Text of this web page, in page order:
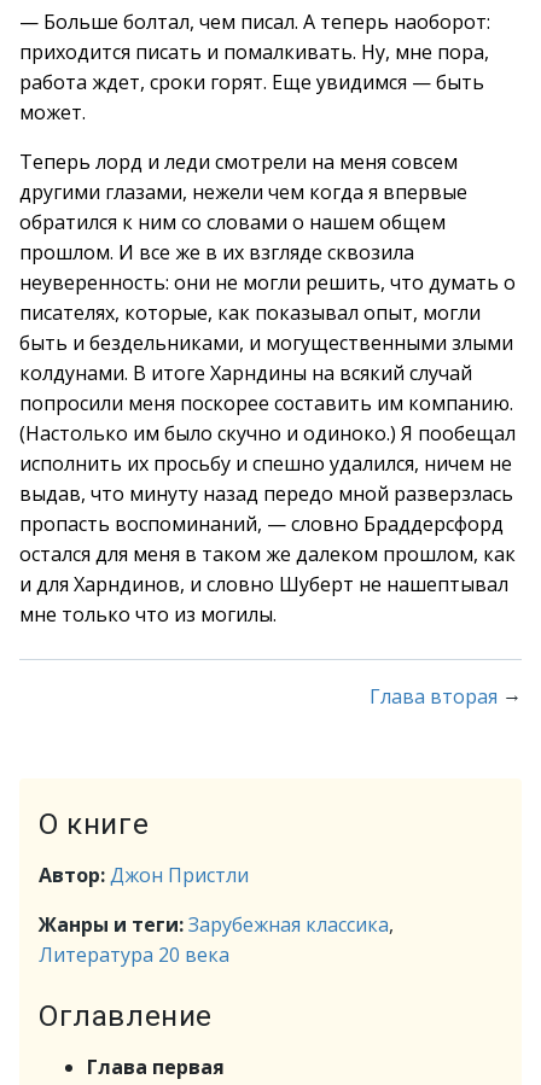
— Больше болтал, чем писал. А теперь наоборот:
приходится писать и помалкивать. Ну, мне пора,
работа ждет, сроки горят. Еще увидимся — быть
может.
Теперь лорд и леди смотрели на меня совсем
другими глазами, нежели чем когда я впервые
обратился к ним со словами о нашем общем
прошлом. И все же в их взгляде сквозила
неуверенность: они не могли решить, что думать о
писателях, которые, как показывал опыт, могли
быть и бездельниками, и могущественными злыми
колдунами. В итоге Харндины на всякий случай
попросили меня поскорее составить им компанию.
(Настолько им было скучно и одиноко.) Я пообещал
исполнить их просьбу и спешно удалился, ничем не
выдав, что минуту назад передо мной разверзлась
пропасть воспоминаний, — словно Браддерсфорд
остался для меня в таком же далеком прошлом, как
и для Харндинов, и словно Шуберт не нашептывал
мне только что из могилы.
Глава вторая →
О книге
Автор:Джон Пристли
Жанры и теги:Зарубежная классика,
Литература 20 века
Оглавление
Глава первая